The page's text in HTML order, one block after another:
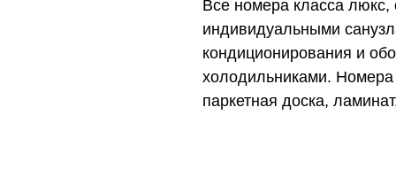
Все номера класса
индивидуальными
кондиционирования и
холодильниками.
паркетная доска,